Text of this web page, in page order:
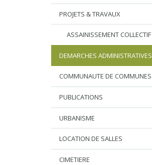
PROJETS & TRAVAUX
ASSAINISSEMENT COLLECTIF
DEMARCHES ADMINISTRATIVES
COMMUNAUTE DE COMMUNES
PUBLICATIONS
URBANISME
LOCATION DE SALLES
CIMETIERE